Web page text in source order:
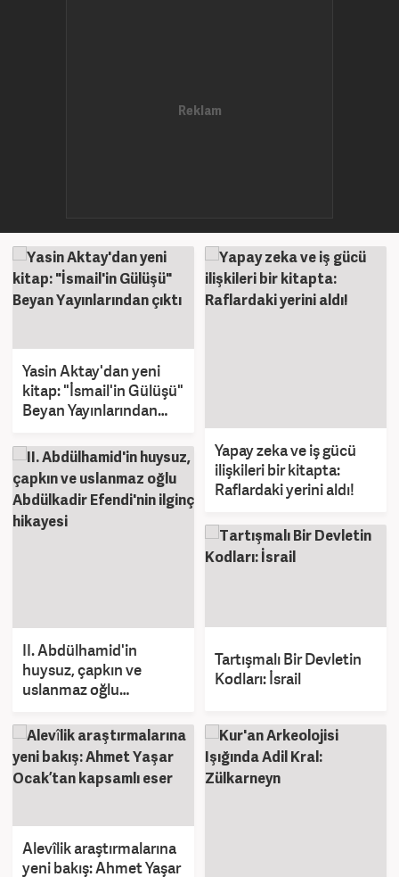
Yasin Aktay'dan yeni
kitap: "İsmail'in Gülüşü"
Beyan Yayınlarından
Yapay zeka ve iş gücü
ilişkileri bir kitapta:
Raflardaki yerini aldı!
II. Abdülhamid'in
huysuz, çapkın ve
uslanmaz oğlu
ilginç hikayesi
Tartışmalı Bir Devletin
Kodları: İsrail
Alevîlik araştırmalarına
yeni bakış: Ahmet Yaşar